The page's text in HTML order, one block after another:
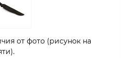
от фото (рисунок на